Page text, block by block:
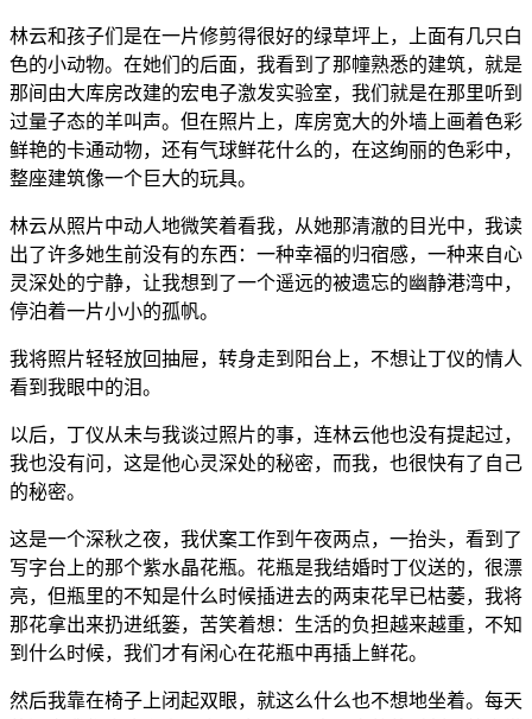
林云和孩子们是在一片修剪得很好的绿草坪上，上面有几只白
色的小动物。在她们的后面，我看到了那幢熟悉的建筑，就是
那间由大库房改建的宏电子激发实验室，我们就是在那里听到
过量子态的羊叫声。但在照片上，库房宽大的外墙上画着色彩
鲜艳的卡通动物，还有气球鲜花什么的，在这绚丽的色彩中，
整座建筑像一个巨大的玩具。
林云从照片中动人地微笑着看我，从她那清澈的目光中，我读
出了许多她生前没有的东西：一种幸福的归宿感，一种来自心
灵深处的宁静，让我想到了一个遥远的被遗忘的幽静港湾中，
停泊着一片小小的孤帆。
我将照片轻轻放回抽屉，转身走到阳台上，不想让丁仪的情人
看到我眼中的泪。
以后，丁仪从未与我谈过照片的事，连林云他也没有提起过，
我也没有问，这是他心灵深处的秘密，而我，也很快有了自己
的秘密。
这是一个深秋之夜，我伏案工作到午夜两点，一抬头，看到了
写字台上的那个紫水晶花瓶。花瓶是我结婚时丁仪送的，很漂
亮，但瓶里的不知是什么时候插进去的两束花早已枯萎，我将
那花拿出来扔进纸篓，苦笑着想：生活的负担越来越重，不知
到什么时候，我们才有闲心在花瓶中再插上鲜花。
然后我靠在椅子上闭起双眼，就这么什么也不想地坐着。每天